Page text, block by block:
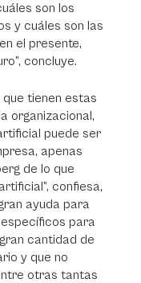
son los
y cuáles son las
el presente,
concluye.
tienen estas
organizacional,
puede ser
apenas
de lo que
confiesa,
ayuda para
para
cantidad de
y que no
otras tantas